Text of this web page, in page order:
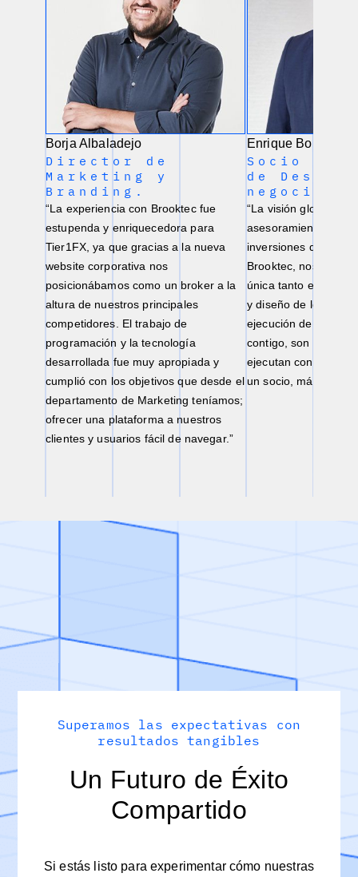
Borja Albaladejo
Director de
Marketing y
Branding.
“La experiencia con Brooktec fue
estupenda y enriquecedora para
Tier1FX, ya que gracias a la nueva
website corporativa nos
posicionábamos como un broker a la
altura de nuestros principales
competidores. El trabajo de
programación y la tecnología
desarrollada fue muy apropiada y
cumplió con los objetivos que desde el
departamento de Marketing teníamos;
ofrecer una plataforma a nuestros
clientes y usuarios fácil de navegar.”
Enrique Borrajeros
Socio y
de
negocio
“La visión global de
asesoramiento
inversiones que
Brooktec, nos
única tanto en las
y diseño de los
ejecución de los
contigo, son flexibles
ejecutan con
un socio, más que
Superamos las expectativas con
resultados tangibles
Un Futuro de Éxito
Compartido
Si estás listo para experimentar cómo nuestras